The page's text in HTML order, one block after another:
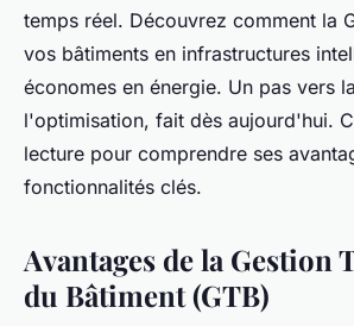
Alexis• 5 août 2024•4 min de lecture
temps réel. Découvrez comment la
vos bâtiments en infrastructures
économes en énergie. Un pas vers
l'optimisation, fait dès aujourd'hui.
lecture pour comprendre ses
fonctionnalités clés.
Avantages de la Gestion
du Bâtiment (GTB)